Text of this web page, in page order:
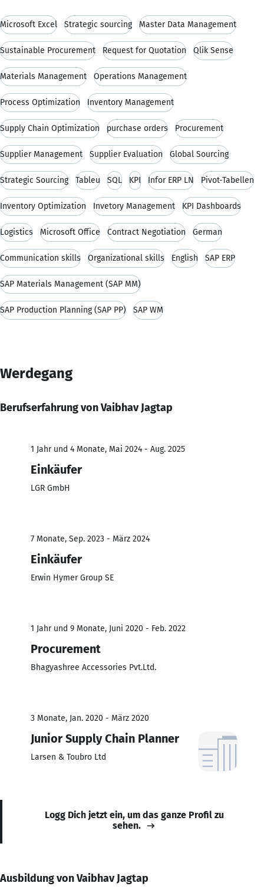
Microsoft Excel Strategic sourcing Master Data Management
Sustainable Procurement Request for Quotation Qlik Sense
Materials Management Operations Management
Process Optimization Inventory Management
Supply Chain Optimization purchase orders Procurement
Supplier Management Supplier Evaluation Global Sourcing
Strategic Sourcing Tableu SQL KPI Infor ERP LN Pivot-Tabellen
Inventory Optimization Invetory Management KPI Dashboards
Logistics Microsoft Office Contract Negotiation German
Communication skills Organizational skills English SAP ERP
SAP Materials Management (SAP MM)
SAP Production Planning (SAP PP) SAP WM
Werdegang
Berufserfahrung von Vaibhav Jagtap
1 Jahr und 4 Monate, Mai 2024 - Aug. 2025
Einkäufer
LGR GmbH
7 Monate, Sep. 2023 - März 2024
Einkäufer
Erwin Hymer Group SE
1 Jahr und 9 Monate, Juni 2020 - Feb. 2022
Procurement
Bhagyashree Accessories Pvt.Ltd.
3 Monate, Jan. 2020 - März 2020
Junior Supply Chain Planner
Larsen & Toubro Ltd
Logg Dich jetzt ein, um das ganze Profil zu
sehen.
Ausbildung von Vaibhav Jagtap